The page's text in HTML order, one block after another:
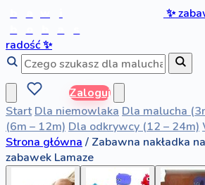
✨
radość✨
Zaloguj
Start Dla niemowlaka Dla malucha
(6m – 12m) Dla odkrywcy (12 – 24m)
Strona główna / Zabawna nakładka
zabawek Lamaze